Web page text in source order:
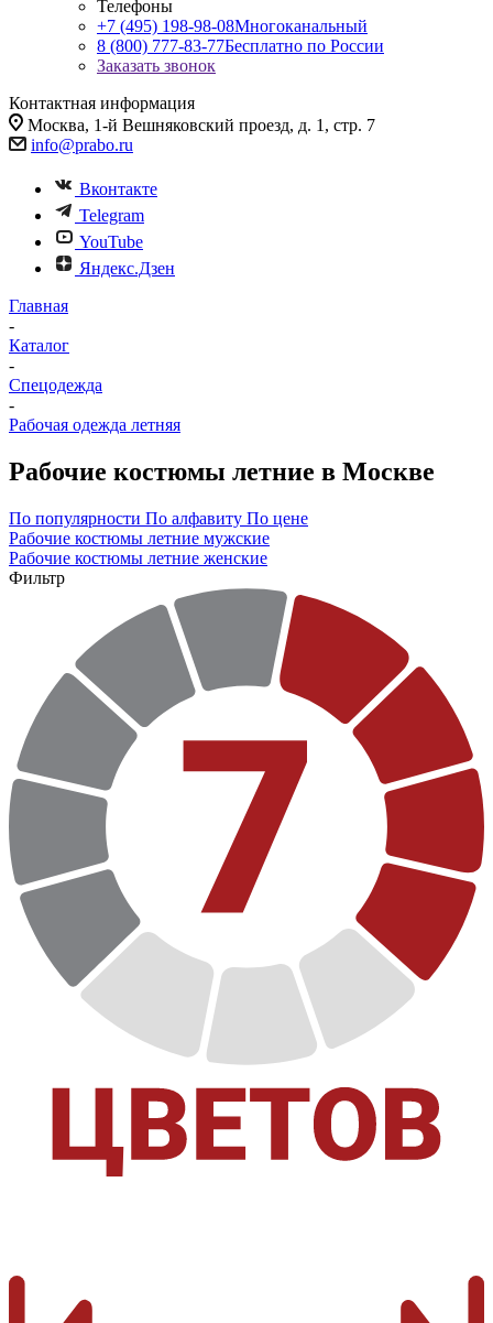
Телефоны
+7 (495) 198-98-08Многоканальный
8 (800) 777-83-77Бесплатно по России
Заказать звонок
Контактная информация
Москва, 1-й Вешняковский проезд, д. 1, стр. 7
info@prabo.ru
Вконтакте
Telegram
YouTube
Яндекс.Дзен
Главная
-
Каталог
-
Спецодежда
-
Рабочая одежда летняя
Рабочие костюмы летние в Москве
По популярности По алфавиту По цене
Рабочие костюмы летние мужские
Рабочие костюмы летние женские
Фильтр